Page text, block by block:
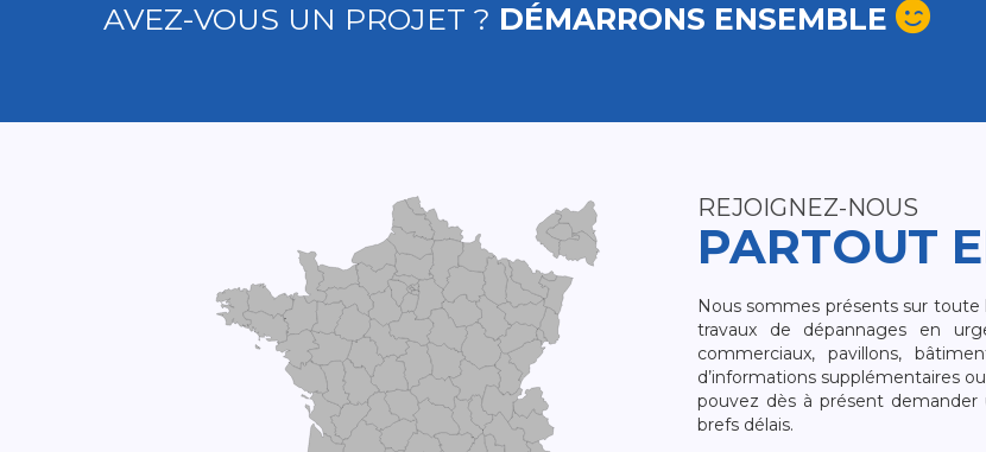
AVEZ-VOUS UN PROJET ? DÉMARRONS ENSEMBLE
REJOIGNEZ-NOUS
PARTOUT
Nous sommes présents sur
travaux de dépannages en
commerciaux, pavillons,
d’informations supplémentaires
pouvez dès à présent
brefs délais.